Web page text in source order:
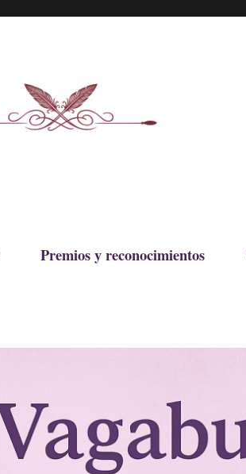
Premios y reconocimientos